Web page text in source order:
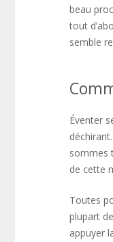
beau
tout
semble
Éventer
sommes
de cette
Toutes
plupart
appuyer